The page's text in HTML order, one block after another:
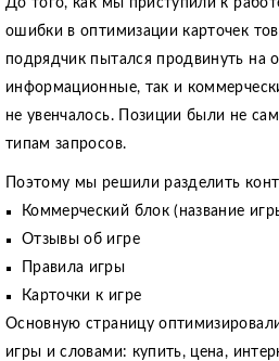
До того, как мы приступили к
ошибки в оптимизации карточек
подрядчик пытался продвинуть на
информационные, так и
не увенчалось. Позиции были не
типам запросов.
Поэтому мы решили разделить
Коммерческий блок (название
Отзывы об игре
Правила игры
Карточки к игре
Основную страницу
игры и словами: купить, цена,